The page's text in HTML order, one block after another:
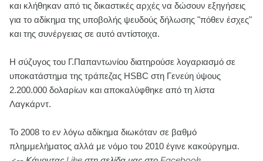
και κλήθηκαν από τις δικαστικές αρχές να δώσουν εξηγήσεις
για το αδίκημα της υποβολής ψευδούς δήλωσης "πόθεν έσχες"
και της συνέργειας σε αυτό αντίστοιχα.
Η σύζυγος του Γ.Παπαντωνίου διατηρούσε λογαριασμό σε
υποκατάστημα της τράπεζας HSBC στη Γενεύη ύψους
2.200.000 δολαρίων και αποκαλύφθηκε από τη λίστα
Λαγκάρντ.
Το 2008 το εν λόγω αδίκημα διωκόταν σε βαθμό
πλημμελήματος αλλά με νόμο του 2010 έγινε κακούργημα.